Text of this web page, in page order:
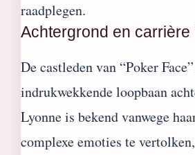
raadplegen.
Achtergrond en carrière
De castleden van “Poker
indrukwekkende loopbaan
Lyonne is bekend vanwege
complexe emoties te